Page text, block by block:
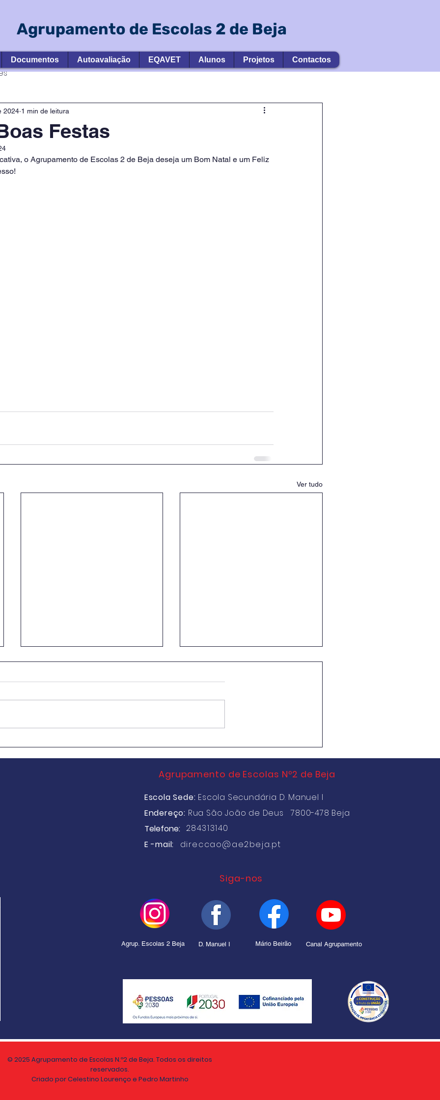
Agrupamento de Escolas 2 de Beja
Documentos Autoavaliação EQAVET Alunos Projetos Contactos
Festas
2024 1 min de leitura
o Agrupamento de Escolas 2 de Beja deseja um Bom Natal e um Feliz
Ver tudo
Agrupamento de Escolas Nº2 de Beja
Escola Sede: Escola Secundária D. Manuel I
Endereço: Rua São João de Deus 7800-478 Beja
Telefone:
E -mail:
284313140
direccao@ae2beja.pt
Siga-nos
Agrup. Escolas 2 Beja D. Manuel I Mário Beirão Canal Agrupamento
© 2025 Agrupamento de Escolas N.º2 de Beja. Todos os direitos
reservados.
Criado por Celestino Lourenço e Pedro Martinho